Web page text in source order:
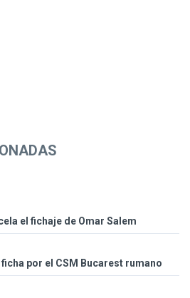
el fichaje de Omar Salem
por el CSM Bucarest rumano